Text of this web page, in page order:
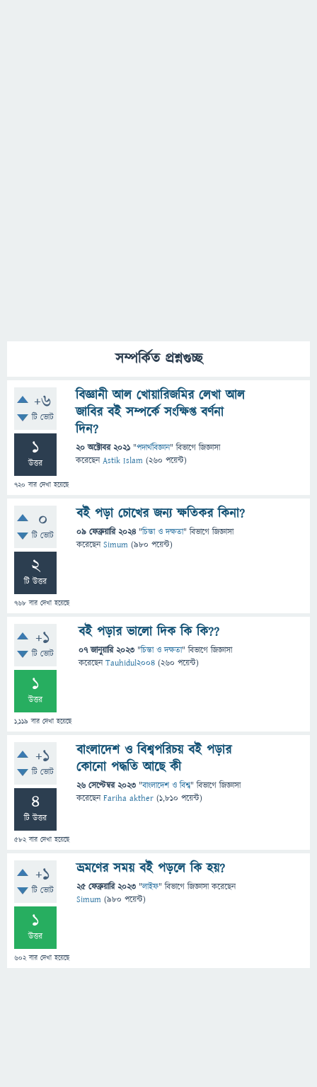
সম্পর্কিত প্রশ্নগুচ্ছ
+6
টি ভোট
1
উত্তর
720 বার দেখা হয়েছে
বিজ্ঞানী আল খোয়ারিজমির লেখা আল
জাবির বই সম্পর্কে সংক্ষিপ্ত বর্ণনা
দিন?
20 অক্টোবর 2021 "পদার্থবিজ্ঞান" বিভাগে জিজ্ঞাসা
করেছেনAstik Islam (260 পয়েন্ট)
0
টি ভোট
2
টি উত্তর
768 বার দেখা হয়েছে
বই পড়া চোখের জন্য ক্ষতিকর কিনা?
09 ফেব্রুয়ারি 2024 "চিন্তা ও দক্ষতা" বিভাগে জিজ্ঞাসা
করেছেনSimum (980 পয়েন্ট)
+1
টি ভোট
1
উত্তর
1,119 বার দেখা হয়েছে
বই পড়ার ভালো দিক কি কি??
07 জানুয়ারি 2023 "চিন্তা ও দক্ষতা" বিভাগে জিজ্ঞাসা
করেছেনTauhidul2004 (260 পয়েন্ট)
+1
টি ভোট
4
টি উত্তর
582বার দেখা হয়েছে
বাংলাদেশ ও বিশ্বপরিচয় বই পড়ার
কোনো পদ্ধতি আছে কী
26 সেপ্টেম্বর 2023 "বাংলাদেশ ও বিশ্ব" বিভাগে জিজ্ঞাসা
করেছেনFariha akther (1,810 পয়েন্ট)
+1
টি ভোট
1
উত্তর
602বার দেখা হয়েছে
ভ্রমণের সময় বই পড়লে কি হয়?
25 ফেব্রুয়ারি 2023 "লাইফ" বিভাগে জিজ্ঞাসাকরেছেন
Simum (980 পয়েন্ট)